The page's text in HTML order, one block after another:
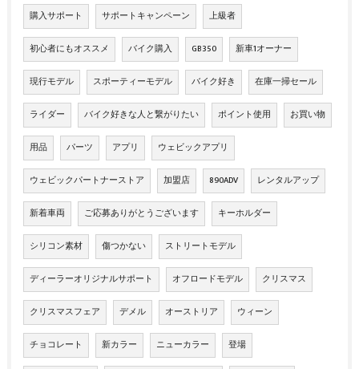
購入サポート サポートキャンペーン 上級者
初心者にもオススメ バイク購入 GB350 新車1オーナー
現行モデル スポーティーモデル バイク好き 在庫一掃セール
ライダー バイク好きな人と繋がりたい ポイント使用 お買い物
用品 パーツ アプリ ウェビックアプリ
ウェビックパートナーストア 加盟店 890ADV レンタルアップ
新着車両 ご応募ありがとうございます キーホルダー
シリコン素材 傷つかない ストリートモデル
ディーラーオリジナルサポート オフロードモデル クリスマス
クリスマスフェア デメル オーストリア ウィーン
チョコレート 新カラー ニューカラー 登場